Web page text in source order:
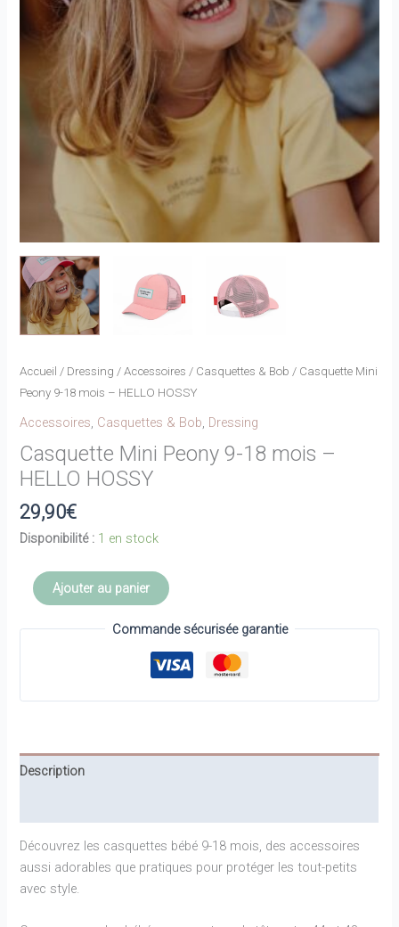
Accueil / Dressing /Accessoires / Casquettes & Bob / Casquette Mini
Peony 9-18 mois – HELLO HOSSY
Accessoires, Casquettes & Bob, Dressing
Casquette Mini Peony 9-18 mois –
HELLO HOSSY
29,90€
Disponibilité : 1 en stock
quantité
-
HELLO
Ajouter au panier
Commande sécurisée garantie
Description
Découvrez les casquettes bébé 9-18 mois, des accessoires
aussi adorables que pratiques pour protéger les tout-petits
avec style.